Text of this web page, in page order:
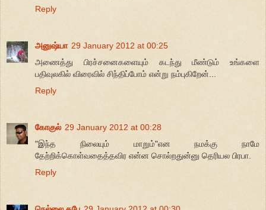
Reply
அனுஷ்யா 29 January 2012 at 00:25
அணைத்து பிரச்சனைகளையும் கடந்து மீண்டும் உங்களை
பதிவுலகில் விரைவில் சிந்திப்போம் என்று நம்புகிறேன்...
Reply
கோகுல் 29 January 2012 at 00:28
"இந்த நிலையும் மாறும்"என நமக்கு நாமே
தேற்றிக்கொள்வதைத்தவிர என்ன சொல்றதுன்னு தெரியல பிரபா.
Reply